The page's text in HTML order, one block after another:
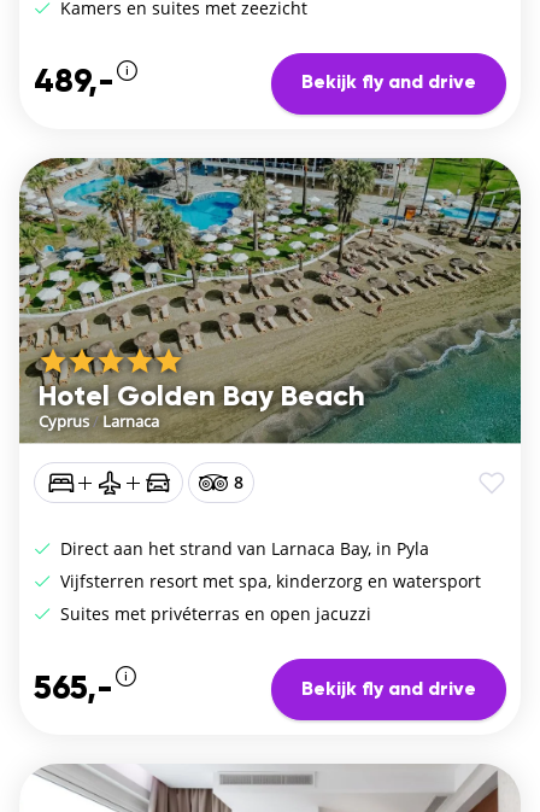
Kamers en suites met zeezicht
489,- Bekijk fly and drive
Hotel Golden Bay Beach
Cyprus/Larnaca
8
Direct aan het strand van Larnaca Bay, in Pyla
Vijfsterren resort met spa, kinderzorg en watersport
Suites met privéterras en open jacuzzi
565,- Bekijk fly and drive